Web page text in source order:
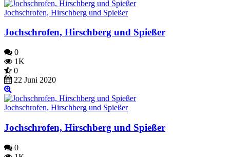
Jochschrofen, Hirschberg und Spießer
Jochschrofen, Hirschberg und Spießer
0
1K
0
22 Juni 2020
Jochschrofen, Hirschberg und Spießer
Jochschrofen, Hirschberg und Spießer
0